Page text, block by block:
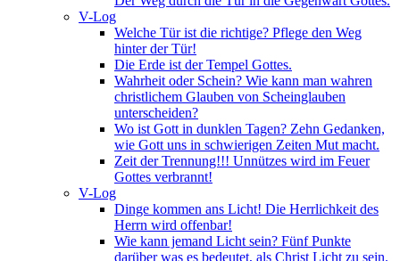
V-Log
Welche Tür ist die richtige? Pflege den Weg
hinter der Tür!
Die Erde ist der Tempel Gottes.
Wahrheit oder Schein? Wie kann man wahren
christlichem Glauben von Scheinglauben
unterscheiden?
Wo ist Gott in dunklen Tagen? Zehn Gedanken,
wie Gott uns in schwierigen Zeiten Mut macht.
Zeit der Trennung!!! Unnützes wird im Feuer
Gottes verbrannt!
V-Log
Dinge kommen ans Licht! Die Herrlichkeit des
Herrn wird offenbar!
Wie kann jemand Licht sein? Fünf Punkte
darüber was es bedeutet, als Christ Licht zu sein.